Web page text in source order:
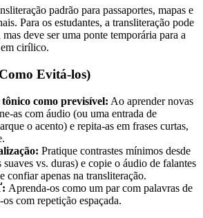
padrão para passaportes, mapas e
Para os estudantes, a transliteração pode
deve ser uma ponte temporária para a
cirílico.
Evitá-los)
como previsível: Ao aprender novas
as com áudio (ou uma entrada de
o acento) e repita-as em frases curtas,
Pratique contrastes mínimos desde
suaves vs. duras) e copie o áudio de falantes
confiar apenas na transliteração.
Aprenda-os como um par com palavras de
com repetição espaçada.